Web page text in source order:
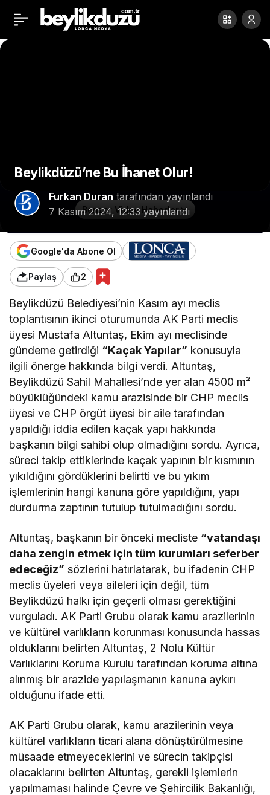
Benzer Video Haberler
Beylikdüzü’ne Bu İhanet Olur!
Furkan Durantarafından yayınlandı
7 Kasım 2024, 12:33 yayınlandı
Google'da Abone Ol
Paylaş 2
Beylikdüzü Belediyesi’nin Kasım ayı meclis
toplantısının ikinci oturumunda AK Parti meclis
üyesi Mustafa Altuntaş, Ekim ayı meclisinde
gündeme getirdiği “Kaçak Yapılar” konusuyla
ilgili önerge hakkında bilgi verdi. Altuntaş,
Beylikdüzü Sahil Mahallesi’nde yer alan 4500 m²
büyüklüğündeki kamu arazisinde bir CHP meclis
üyesi ve CHP örgüt üyesi bir aile tarafından
yapıldığı iddia edilen kaçak yapı hakkında
başkanın bilgi sahibi olup olmadığını sordu. Ayrıca,
süreci takip ettiklerinde kaçak yapının bir kısmının
yıkıldığını gördüklerini belirtti ve bu yıkım
işlemlerinin hangi kanuna göre yapıldığını, yapı
durdurma zaptının tutulup tutulmadığını sordu.
Altuntaş, başkanın bir önceki mecliste “vatandaşı
daha zengin etmek için tüm kurumları seferber
edeceğiz” sözlerini hatırlatarak, bu ifadenin CHP
meclis üyeleri veya aileleri için değil, tüm
Beylikdüzü halkı için geçerli olması gerektiğini
vurguladı. AK Parti Grubu olarak kamu arazilerinin
ve kültürel varlıkların korunması konusunda hassas
olduklarını belirten Altuntaş, 2 Nolu Kültür
Varlıklarını Koruma Kurulu tarafından koruma altına
alınmış bir arazide yapılaşmanın kanuna aykırı
olduğunu ifade etti.
AK Parti Grubu olarak, kamu arazilerinin veya
kültürel varlıkların ticari alana dönüştürülmesine
müsaade etmeyeceklerini ve sürecin takipçisi
olacaklarını belirten Altuntaş, gerekli işlemlerin
yapılmaması halinde Çevre ve Şehircilik Bakanlığı,
İstanbul Valisi Davut Paylaş